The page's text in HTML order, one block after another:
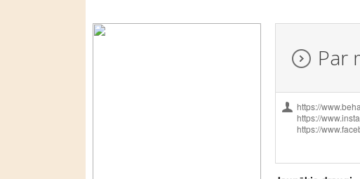
Par
https://
https://
https://